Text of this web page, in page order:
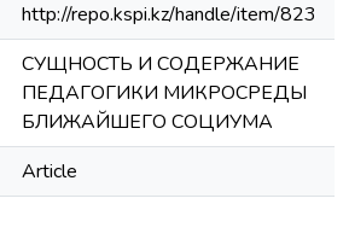
http://repo.kspi.kz/handle/item/823
СУЩНОСТЬ И СОДЕРЖАНИЕ
ПЕДАГОГИКИ МИКРОСРЕДЫ
БЛИЖАЙШЕГО СОЦИУМА
Article